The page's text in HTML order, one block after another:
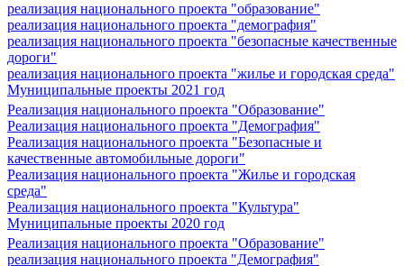
реализация национального проекта "образование"
реализация национального проекта "демография"
реализация национального проекта "безопасные качественные
дороги"
реализация национального проекта "жилье и городская среда"
Муниципальные проекты 2021 год
Реализация национального проекта "Образование"
Реализация национального проекта "Демография"
Реализация национального проекта "Безопасные и
качественные автомобильные дороги"
Реализация национального проекта "Жилье и городская
среда"
Реализация национального проекта "Культура"
Муниципальные проекты 2020 год
Реализация национального проекта "Образование"
реализация национального проекта "Демография"